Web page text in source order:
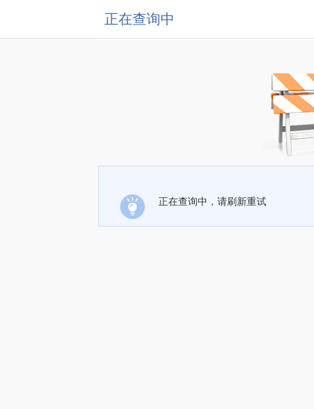
正在查询中
正在查询中，请刷新重试